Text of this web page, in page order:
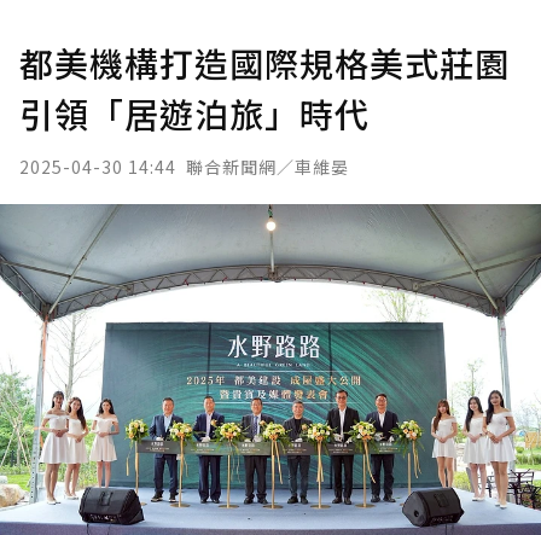
都美機構打造國際規格美式莊園
引領「居遊泊旅」時代
2025-04-30 14:44 聯合新聞網／車維晏